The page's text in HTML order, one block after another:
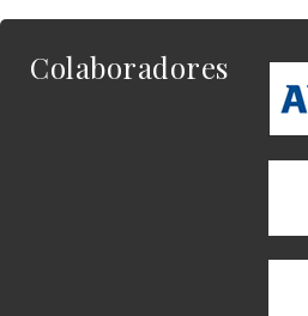
Colaboradores